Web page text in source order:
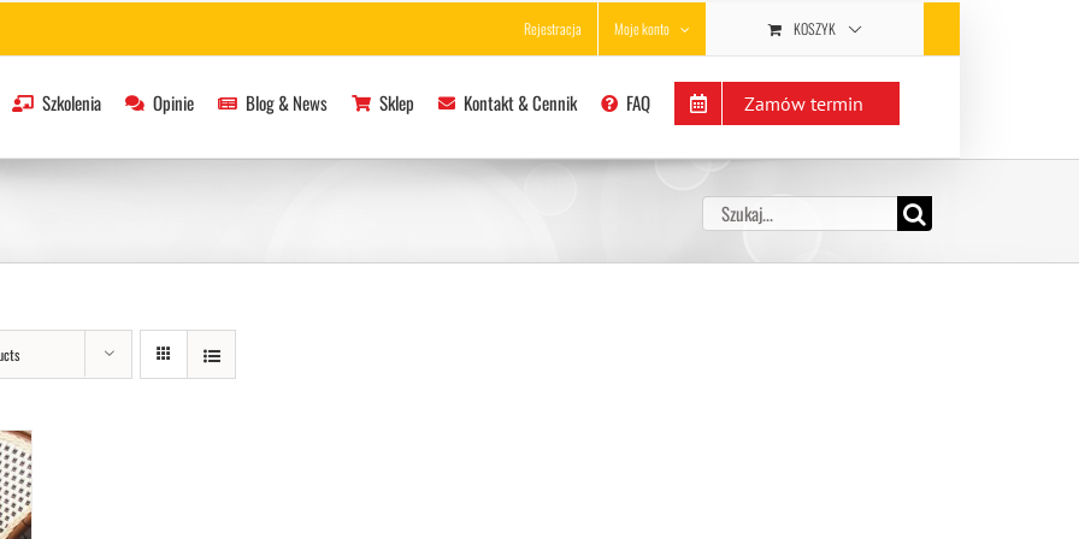
Rejestracja Moje konto KOSZYK
Szkolenia Opinie Blog & News Sklep Kontakt & Cennik FAQ Zamów termin
Szukaj